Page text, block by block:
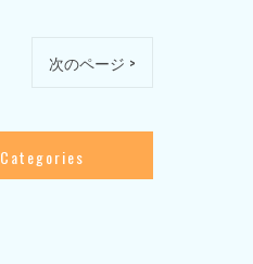
次のページ >
Categories